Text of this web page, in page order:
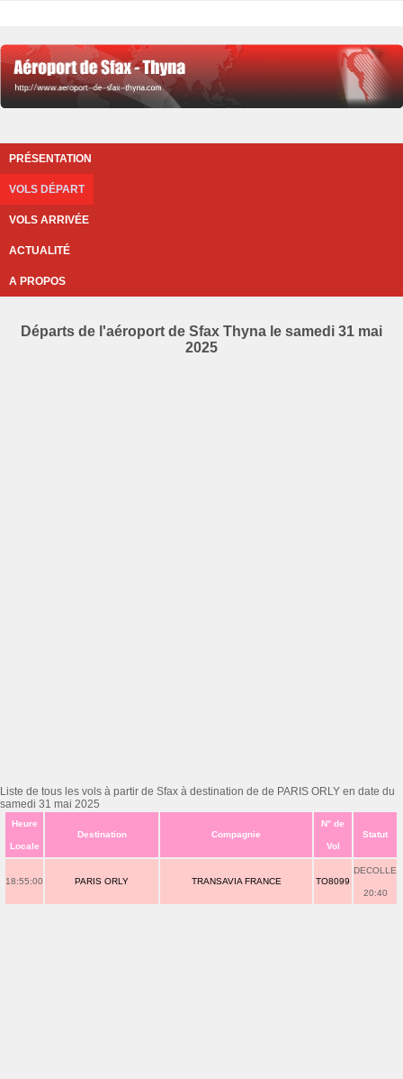
PRÉSENTATION
VOLS DÉPART
VOLS ARRIVÉE
ACTUALITÉ
A PROPOS
Départs de l'aéroport de Sfax Thyna le samedi 31 mai
2025
Liste de tous les vols à partir de Sfax à destination de de PARIS ORLY en date du
samedi 31 mai 2025
Heure
Locale
Destination Compagnie
N° de
Vol
Statut
18:55:00 PARIS ORLY TRANSAVIA FRANCE TO8099
DECOLLE
20:40